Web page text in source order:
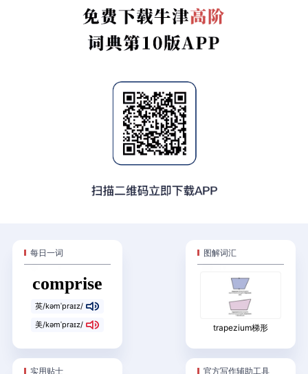
每日一词
comprise
英/kəmˈpraɪz/
美/kəmˈpraɪz/
图解词汇
trapezium梯形
实用贴士 官方写作辅助工具